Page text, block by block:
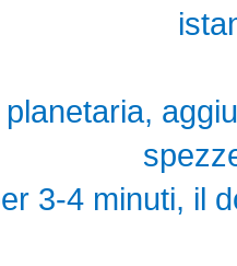
3-4 minuti, il